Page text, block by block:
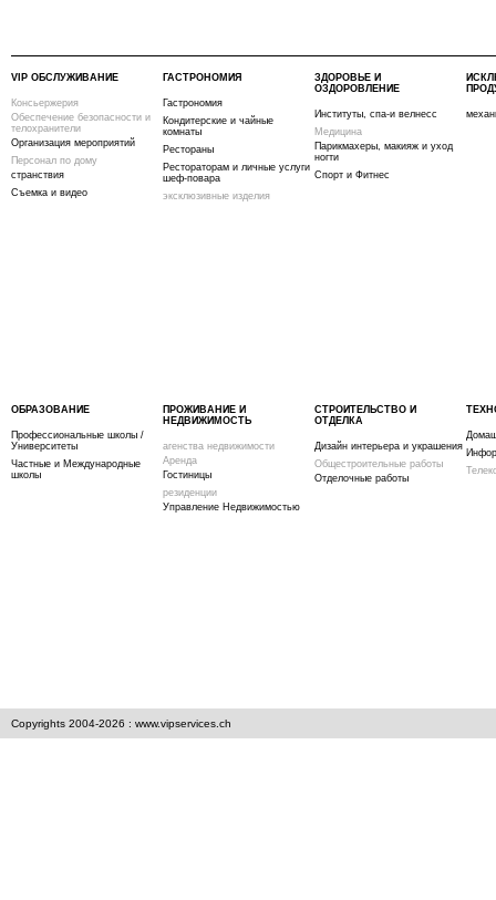
VIP ОБСЛУЖИВАНИЕ
Консьержерия
Обеспечение безопасности и
телохранители
Организация мероприятий
Персонал по дому
странствия
Съемка и видео
ГАСТРОНОМИЯ
Гастрономия
Кондитерские и чайные
комнаты
Рестораны
Рестораторам и личные услуги
шеф-повара
эксклюзивные изделия
ЗДОРОВЬЕ И
ОЗДОРОВЛЕНИЕ
Институты, спа-и велнесс
Медицина
Парикмахеры, макияж и уход
ногти
Спорт и Фитнес
ОБРАЗОВАНИЕ
Профессиональные школы /
Университеты
Частные и Международные
школы
ПРОЖИВАНИЕ И
НЕДВИЖИМОСТЬ
агенства недвижимости
Аренда
Гостиницы
резиденции
Управление Недвижимостью
СТРОИТЕЛЬСТВО И
ОТДЕЛКА
Дизайн интерьера и украшения
Общестроительные работы
Отделочные работы
Copyrights 2004-2026 : www.vipservices.ch